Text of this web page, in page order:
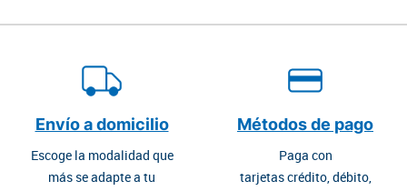
Envío a domicilio
Escoge la modalidad que
más se adapte a tu
Métodos de pago
Paga con
tarjetas crédito, débito,